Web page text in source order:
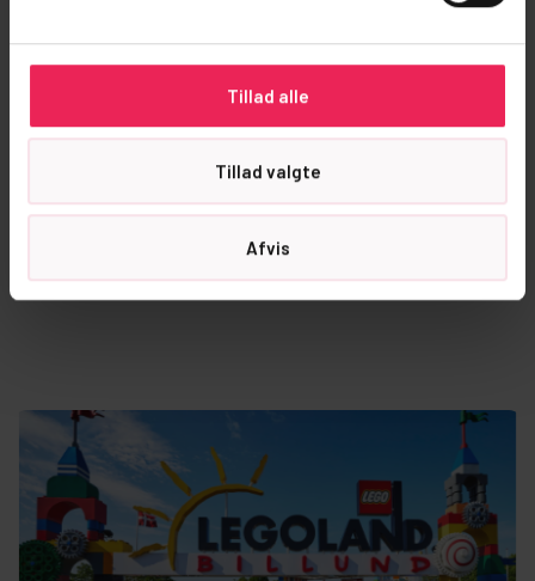
Tillad alle
Tillad valgte
Afvis
LEGOLAND, LEGO House, Aquadome
24
  Min.
Givskud Zoo
14
  Min.
Jelling-Monumente | UNESCO